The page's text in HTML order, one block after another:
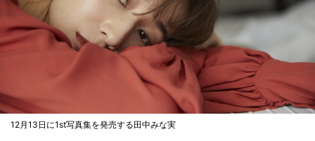
12月13日に1st写真集を発売する田中みな実